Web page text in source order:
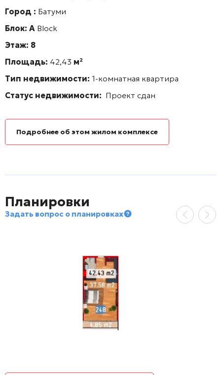
Город : Батуми
Блок: А Block
Этаж: 8
Площадь: 42,43 м²
Тип недвижимости: 1-комнатная квартира
Статус недвижимости: Проект сдан
Подробнее об этом жилом комплексе
Планировки
Задать вопрос о планировках